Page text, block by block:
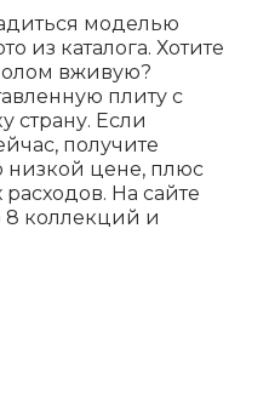
моделью
из каталога. Хотите
вживую?
плиту с
страну. Если
получите
низкой цене, плюс
На сайте
8 коллекций и